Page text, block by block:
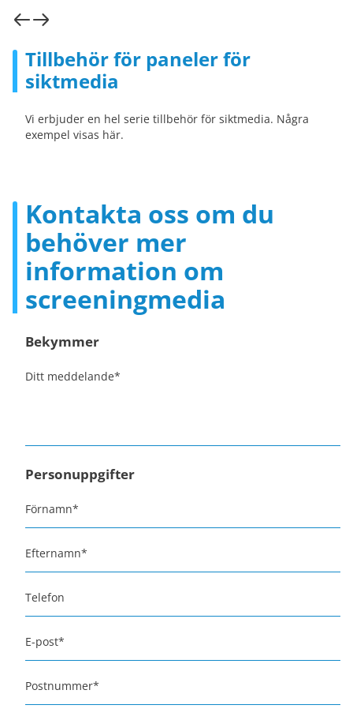
Tillbehör för paneler för
siktmedia
Vi erbjuder en hel serie tillbehör för siktmedia. Några
exempel visas här.
Kontakta oss om du
behöver mer
information om
screeningmedia
Bekymmer
Ditt meddelande*
Personuppgifter
Förnamn*
Efternamn*
Telefon
E-post*
Postnummer*